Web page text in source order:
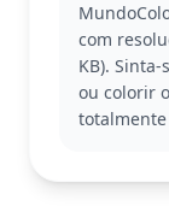
natural. As
histórias
Outras
podem ser
com
KB).
ou colorir